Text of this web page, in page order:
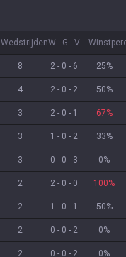
WedstrijdenW- G - V
8 2 - 0 - 6 25%
4 2 - 0 - 2 50%
3 2 - 0 - 1 67%
3 1 - 0 - 2 33%
3 0 - 0 - 3 0%
2 2 - 0 - 0 100%
2 1 - 0 - 1 50%
2 0 - 0 - 2 0%
2 0 - 0 - 2 0%